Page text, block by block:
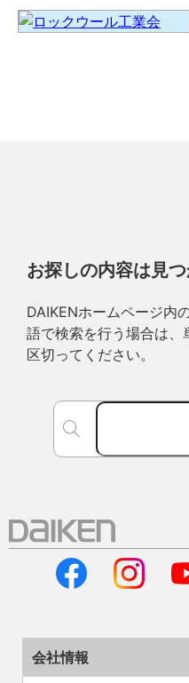
お探しの内容は見
DAIKENホームページ内
語で検索を行う場合は
区切ってください。
会社情報